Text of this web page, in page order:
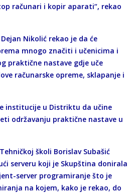
računari i kopir aparati“, rekao
Nikolić rekao je da će
mnogo značiti i učenicima i
praktične nastave gdje uče
računarske opreme, sklapanje i
institucije u Distriktu da učine
održavanju praktične nastave u
školi Borislav Subašić
serveru koji je Skupština donirala
server programiranje što je
na kojem, kako je rekao, do